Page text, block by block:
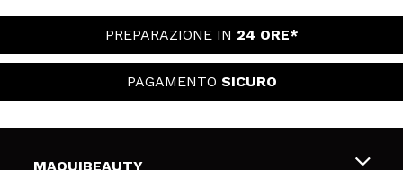
PREPARAZIONE IN 24 ORE*
PAGAMENTO SICURO
MAQUIBEAUTY